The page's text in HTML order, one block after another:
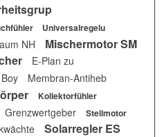
Universalregelu
NH
Mischermotor SM
E-Plan zu
Membran-Antiheb
Kollektorfühler
Grenzwertgeber
Stellmotor
Solarregler ES